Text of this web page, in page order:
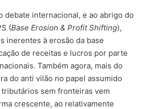
debate internacional, e ao abrigo do
(Base Erosion & Profit Shifting),
inerentes à erosão da base
de receitas e lucros por parte
Também agora, mais do
do anti vilão no papel assumido
sem fronteiras vem
crescente, ao relativamente